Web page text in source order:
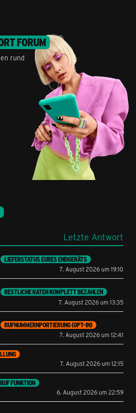
FORUM
rund
Letzte Antwort
LIEFERSTATUS EURES ENDGERÄTS
7. August 2026 um 19:10
RESTLICHE RATEN KOMPLETT BEZAHLEN
7. August 2026 um 13:35
RUFNUMMERNPORTIERUNG (OPT-IN)
7. August 2026 um 12:41
7. August 2026 um 12:15
FUNKTION
6. August 2026 um 22:59